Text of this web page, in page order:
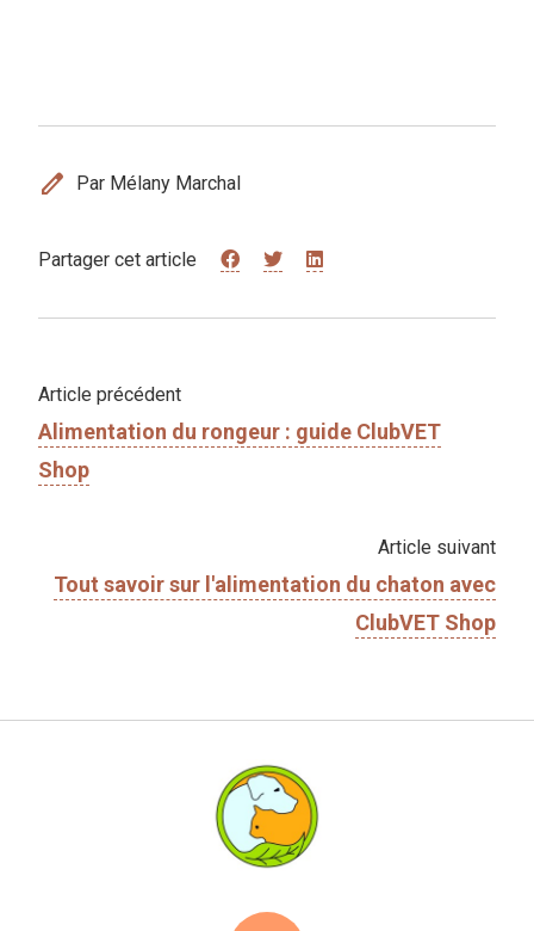
edit Par Mélany Marchal
Partager cet article
Article précédent
Alimentation du rongeur : guide ClubVET
Shop
Article suivant
Tout savoir sur l'​alimentation du chaton avec
ClubVET Shop